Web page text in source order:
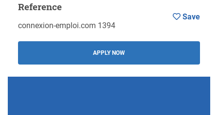
Reference
connexion-emploi.com 1394
APPLY NOW
Save